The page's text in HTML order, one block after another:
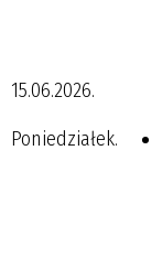
15.06.2026.
Poniedziałek.